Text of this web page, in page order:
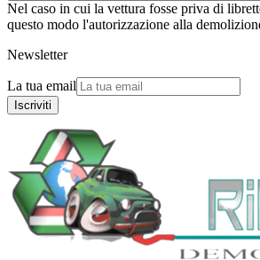
Nel caso in cui la vettura fosse priva di
questo modo l'autorizzazione alla
Newsletter
La tua email
Iscriviti